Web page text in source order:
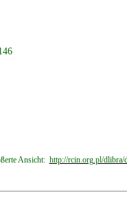
Ansicht: http://rcin.org.pl/